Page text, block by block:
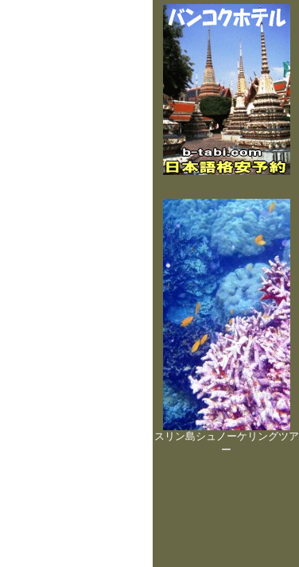
スリン島シュノーケリングツア
ー